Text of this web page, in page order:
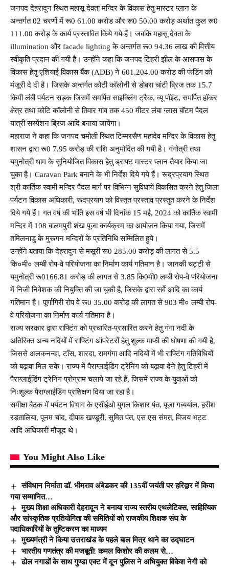
जनपद देहरादून स्थित महासू देवता मन्दिर के विकास हेतु मास्टर प्लान के
अन्तर्गत 02 चरणों में रू0 61.00 करोड और रू0 50.00 करोड़ अर्थात कुल रू0
111.00 करोड़ के कार्य प्रस्तावित किये गये हैं। जबकि महासू देवता के
illumination और facade lighting के अन्तर्गत रू0 94.36 लाख की वित्तीय
स्वीकृति प्रदान की गयी है। उन्होंने कहा कि जनपद टिहरी झील के आसपास के
विकास हेतु एशियाई विकास बैंक (ADB) ने 601.204.00 करोड की फंडिंग को
मंजूरी दे दी है। जिसके अन्तर्गत कोटी कॉलोनी से डोबरा चांटी ब्रिज तक 15.7
किमी लंबी पर्यटन सड़क जिसमें समर्पित साइक्लिंग ट्रैक, व्यू पॉइंट, समर्पित हॉकर
क्षेत्र तथा कोटि कॉलोनी से तिवार गांव तक 450 मीटर लंबा ग्लास बॉटम पैदल
यात्री सस्पेंशन ब्रिज आदि बनाया जायेगा।
महाराज ने कहा कि जनपद चमोली स्थित टिम्मरसैण महादेव मन्दिर के विकास हेतु
शासन द्वारा रू0 7.95 करोड़ की राशि अनुमोदित की गयी है। गंगोत्री तथा
यमुनोत्री धाम के सुनियोजित विकास हेतु ड्राफ्ट मास्टर प्लान तैयार किया जा
चुका है। Caravan Park बनाने के भी निर्देश दिये गये हैं। रूद्रप्रयाग स्थित
श्री कार्तिक स्वामी मन्दिर पैदल मार्ग पर विभिन्न सुविधायें विकसित करने हेतु जिला
पर्यटन विकास अधिकारी, रूदप्रयाग को विस्तृत प्रस्ताव प्रस्तुत करने के निर्देश
दिये गये हैं। गत वर्ष की भांति इस वर्ष भी दिनांक 15 मई, 2024 को कार्तिक स्वामी
मन्दिर में 108 बालमपुरी शंख पूजा कार्यक्रम का आयोजन किया गया, जिसमें
तमिलनाडु के मुरूगन मन्दिरों के प्रतिनिधि सम्मिलित हुये।
उन्होंने बताया कि देहरादून से मसूरी रू0 285.00 करोड़ की लागत से 5.5
कि०मी० लम्बी रोप-वे परियोजना का निर्माण कार्य गतिमान है। जानकी चट्टी से
यमुनोत्री रू0166.81 करोड़ की लागत से 3.85 कि0मी0 लम्बी रोप-वे परियोजना
में निजी निवेशक की नियुक्ति की जा चुकी है, जिसके द्वारा सर्वे आदि का कार्य
गतिमान है। पूर्णागिरी रोप वे रू0 35.00 करोड़ की लागत से 903 मी० लम्बी रोप-
वे परियोजना का निर्माण कार्य गतिमान है।
राज्य सरकार द्वारा राफ्टिंग को प्रचारित-प्रसारित करने हेतु गंगा नदी के
अतिरिक्त अन्य नदियों में राफ्टिंग ऑपरेटरों हेतु शुल्क माफी की घोषणा की गयी है,
जिससे अलकनन्दा, टॉस, शारदा, रामगंगा आदि नदियों में भी राफ्टिंग गतिविधियों
को बढ़ावा मिल सके। राज्य में पैराग्लाईडिंग ट्रेनिंग को बढ़ावा देने हेतु टिहरी में
पैराग्लाईडिंग ट्रेनिंग प्रोग्राम चलाये जा रहे हैं, जिसमें राज्य के युवाओं को
निःशुल्क पैराग्लाईडिंग प्रशिक्षण दिया जा रहा है।
समीक्षा बैठक में पर्यटन विभाग के एसीईओ युगल किशार पंत, पूजा गब्यर्याल, हरीश
रड़‌तालिया, पूनम चांद, दीपक खण्डू‌री, सुमित पंत, एस एस संमत, विजय भट्ट
आदि अधिकारी मौजूद थे।
You Might Also Like
संविधान निर्माता डॉ. भीमराव अंबेडकर की 135वीं जयंती पर हरिद्वार में किया
गया सम्मानित…
मुख्य शिक्षा अधिकारी देहरादून ने बनाया राज्य स्तरीय एथलेटिक्स, साहित्यिक
और सांस्कृतिक प्रतियोगिता की समितियों को राजकीय शिक्षक संघ के
पदाधिकारियों के तुष्टिकरण का माध्यम
मुख्यमंत्री ने किया उत्तराखंड के पहले बाल मित्र थाने का उद्घाटन
भारतीय गणतंत्र की मजबूती! कमल किशोर की कलम से…
ढोल नगाडों के साथ गुण्डा एक्ट में दून पुलिस ने अभियुक्त विकेश नेगी को